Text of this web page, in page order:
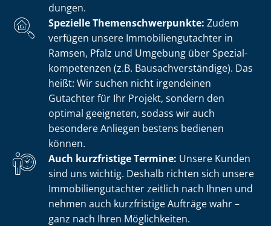
dun­gen.
Spezielle The­men­schwer­punk­te: Zudem
verfügen unsere Im­mo­bi­li­en­gut­ach­ter in
Ramsen, Pfalz und Umgebung über Spe­zi­al­
kom­pe­ten­zen (z.B. Bau­sach­ver­stän­di­ge). Das
heißt: Wir suchen nicht irgendeinen
Gutachter für Ihr Projekt, sondern den
optimal geeigneten, sodass wir auch
besondere Anliegen bestens bedienen
können.
Auch kurzfristige Termine: Unsere Kunden
sind uns wichtig. Deshalb richten sich unsere
Im­mo­bi­li­en­gut­ach­ter zeitlich nach Ihnen und
nehmen auch kurzfristige Aufträge wahr –
ganz nach Ihren Möglichkeiten.